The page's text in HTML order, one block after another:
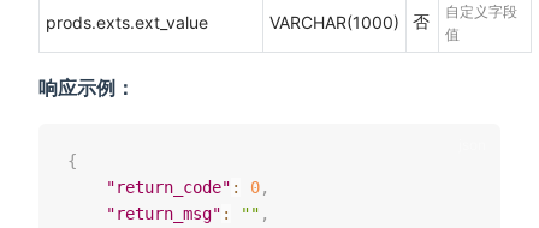
prods.exts.ext_value VARCHAR(1000) 否
自定义字段
值
响应示例：
{
"return_code" : 0,
"return_msg" : "" ,